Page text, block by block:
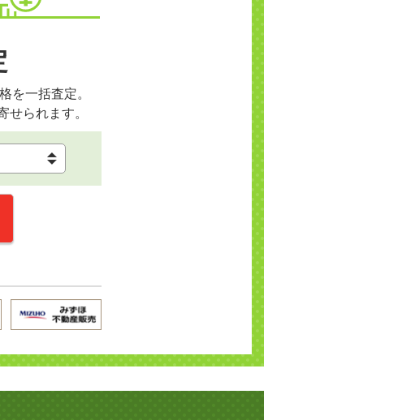
を一括査定。
せられます。